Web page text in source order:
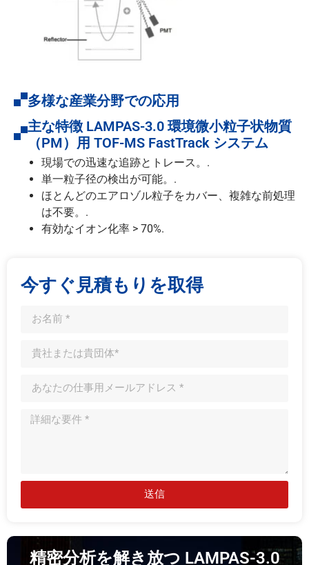
多様な産業分野での応用
主な特徴 LAMPAS-3.0 環境微小粒子状物質
（PM）用 TOF-MS FastTrack システム
現場での迅速な追跡とトレース。.
単一粒子径の検出が可能。.
ほとんどのエアロゾル粒子をカバー、複雑な前処理
は不要。.
有効なイオン化率 > 70%.
今すぐ見積もりを取得
送信
精密分析を解き放つ LAMPAS-3.0